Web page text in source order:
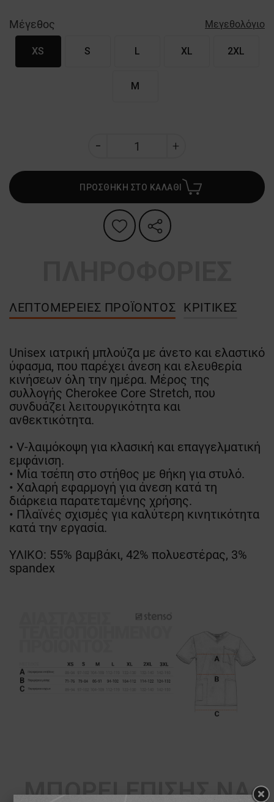
Μέγεθος Μεγεθολόγιο
XS S L XL 2XL
M
ΠΡΟΣΘΗΚΗ ΣΤΟ ΚΑΛΑΘΙ
ΛΕΠΤΟΜΈΡΕΙΕΣ ΠΡΟΪΌΝΤΟΣ ΚΡΙΤΙΚΈΣ
Unisex ιατρική μπλούζα με άνετο και ελαστικό
ύφασμα, που παρέχει άνεση και ελευθερία
κινήσεων όλη την ημέρα. Μέρος της
συλλογής Cherokee Core Stretch, που
συνδυάζει λειτουργικότητα και
ανθεκτικότητα.
• V-λαιμόκοψη για κλασική και επαγγελματική
εμφάνιση.
• Μία τσέπη στο στήθος με θήκη για στυλό.
• Χαλαρή εφαρμογή για άνεση κατά τη
διάρκεια παρατεταμένης χρήσης.
• Πλαϊνές σχισμές για καλύτερη κινητικότητα
κατά την εργασία.
ΥΛΙΚΟ: 55% βαμβάκι, 42% πολυεστέρας, 3%
spandex
ΜΠΟΡΕΊ ΕΠΊΣΗΣ ΝΑ